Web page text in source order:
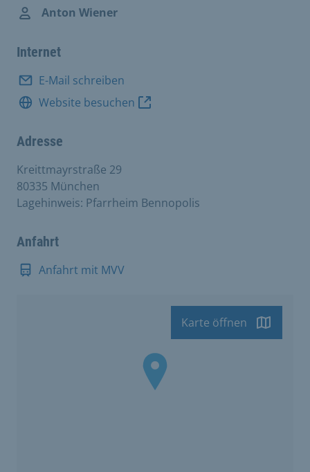
Anton Wiener
Internet
E-Mail schreiben
Website besuchen
Adresse
Kreittmayrstraße 29
80335 München
Lagehinweis: Pfarrheim Bennopolis
Anfahrt
Anfahrt mit MVV
Karte öffnen